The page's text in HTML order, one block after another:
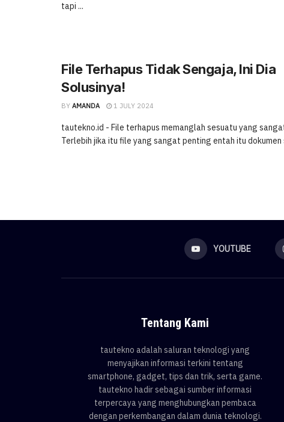
tapi ...
File Terhapus Tidak Sengaja, Ini Dia
Solusinya!
BY AMANDA 1 JULY 2024
tautekno.id - File terhapus memanglah sesuatu yang
Terlebih jika itu file yang sangat penting entah itu dokumen
YOUTUBE
Tentang Kami
tautekno adalah saluran teknologi yang
menyajikan informasi terkini tentang
smartphone, gadget, tips dan trik, serta game.
tautekno hadir sebagai sumber informasi
terpercaya yang menghubungkan pembaca
dengan perkembangan dalam dunia teknologi.